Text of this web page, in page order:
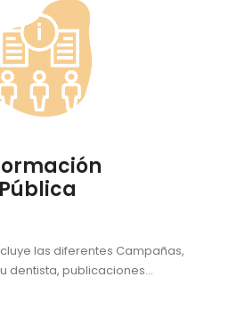
Pública
las diferentes Campañas,
dentista, publicaciones...